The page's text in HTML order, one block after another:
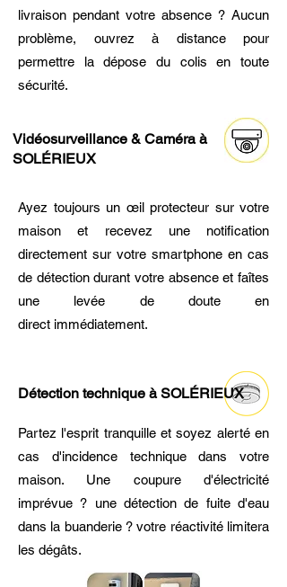
livraison pendant votre absence ? Aucun
problème, ouvrez à distance pour
permettre la dépose du colis en toute
sécurité.
Vidéosurveillance & Caméra à
SOLÉRIEUX
Ayez toujours un œil protecteur sur votre
maison et recevez une notification
directement sur votre smartphone en cas
de détection durant votre absence et faîtes
une levée de doute en
direct immédiatement.
Détection technique à SOLÉRIEUX
Partez l'esprit tranquille et soyez alerté en
cas d'incidence technique dans votre
maison. Une coupure d'électricité
imprévue ? une détection de fuite d'eau
dans la buanderie ? votre réactivité limitera
les dégâts.